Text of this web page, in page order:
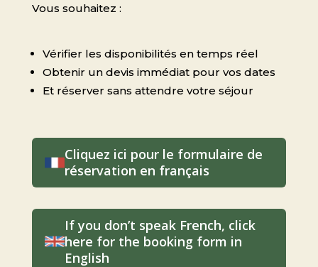
Vous souhaitez :
Vérifier les disponibilités en temps réel
Obtenir un devis immédiat pour vos dates
Et réserver sans attendre votre séjour
Cliquez ici pour le formulaire de
réservation en français
If you don’t speak French, click
here for the booking form in
English